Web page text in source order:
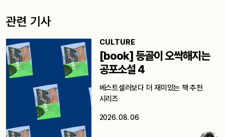
관련 기사
CULTURE
[book] 등골이 오싹해지는
공포소설 4
베스트셀러보다 더 재미있는 책 추천
시리즈
2026. 08. 06